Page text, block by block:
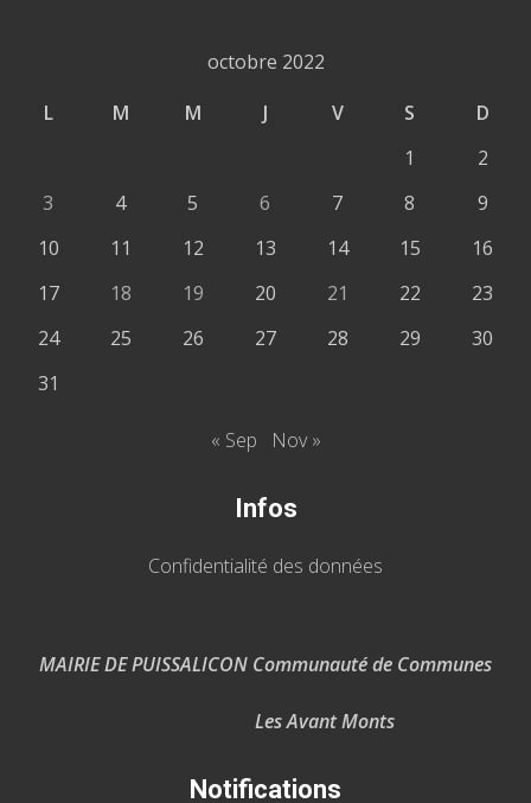
octobre 2022
L
M M J V S
D
1
2
3
4 5 6 7 8
9
10
11 12 13 14 15
16
17
18 19 20 21 22
23
24
25 26 27 28 29
30
31
« Sep Nov »
Infos
Confidentialité des données
MAIRIE DE PUISSALICON Communauté de Communes
Les Avant Monts
Notifications